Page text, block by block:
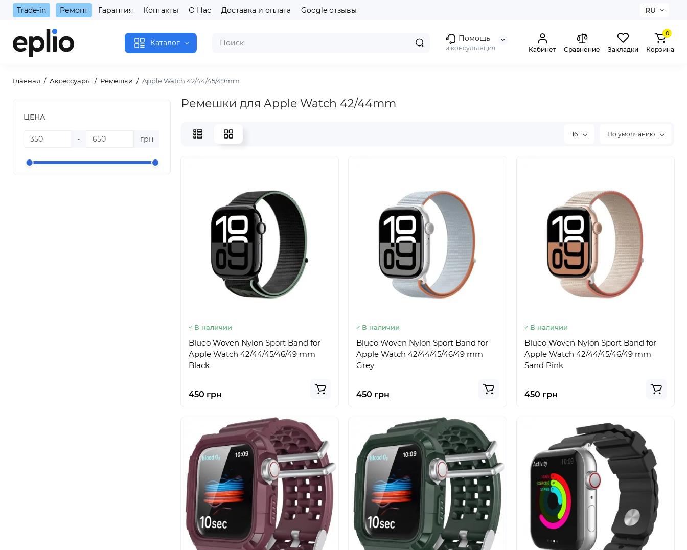
Trade-in Ремонт Гарантия Контакты О Нас Доставка и оплата Google отзывы RU
Каталог Помощь
и консультация Кабинет Сравнение Закладки
0
Корзина
Главная Аксессуары Ремешки Apple Watch 42/44/45/49mm
ЦЕНА
- грн
Ремешки для Apple Watch 42/44mm
16 По умолчанию
В наличии
Blueo Woven Nylon Sport Band for
Apple Watch 42/44/45/46/49 mm
Black
450 грн
В наличии
Blueo Woven Nylon Sport Band for
Apple Watch 42/44/45/46/49 mm
Grey
450 грн
В наличии
Blueo Woven Nylon Sport Band for
Apple Watch 42/44/45/46/49 mm
Sand Pink
450 грн